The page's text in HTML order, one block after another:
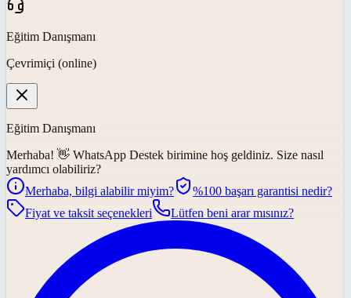
Eğitim Danışmanı
Çevrimiçi (online)
Eğitim Danışmanı
Merhaba! 👋 WhatsApp Destek birimine hoş geldiniz. Size nasıl
yardımcı olabiliriz?
Merhaba, bilgi alabilir miyim?
%100 başarı garantisi nedir?
Fiyat ve taksit seçenekleri
Lütfen beni arar mısınız?